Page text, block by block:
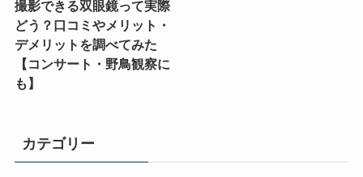
撮影できる双眼鏡って実際
どう？口コミやメリット・
デメリットを調べてみた
【コンサート・野鳥観察に
も】
カテゴリー